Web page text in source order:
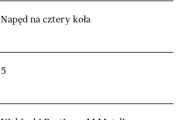
Napęd na cztery koła
5